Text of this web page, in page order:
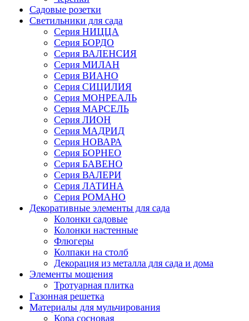
Садовые розетки
Светильники для сада
Серия НИЦЦА
Серия БОРДО
Серия ВАЛЕНСИЯ
Серия МИЛАН
Серия ВИАНО
Серия СИЦИЛИЯ
Серия МОНРЕАЛЬ
Серия МАРСЕЛЬ
Серия ЛИОН
Серия МАДРИД
Серия НОВАРА
Серия БОРНЕО
Серия БАВЕНО
Серия ВАЛЕРИ
Серия ЛАТИНА
Серия РОМАНО
Декоративные элементы для сада
Колонки садовые
Колонки настенные
Флюгеры
Колпаки на столб
Декорация из металла для сада и дома
Элементы мощения
Тротуарная плитка
Газонная решетка
Материалы для мульчирования
Кора сосновая